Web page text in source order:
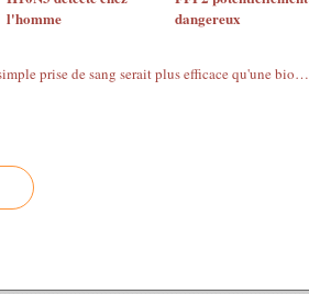
l'homme
dangereux
Une simple prise de sang serait plus efficace qu'une biopsie pour détecter des cancers